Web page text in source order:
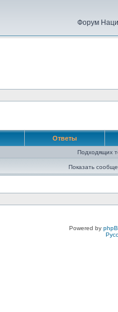
Форум
Ответы
Подходящих
Показать
Powered by